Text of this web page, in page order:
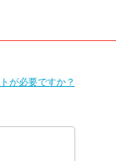
が必要ですか？